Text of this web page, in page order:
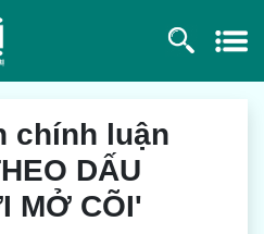
chính luận
DẤU
MỞ CÕI'